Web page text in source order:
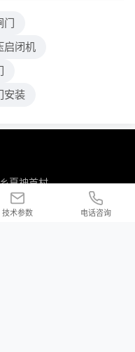
门
启闭机
安装
夏神首村
技术参数 电话咨询